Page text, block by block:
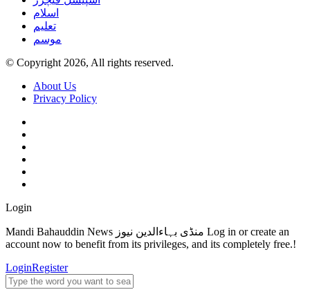
اسلام
تعلیم
موسم
© Copyright 2026, All rights reserved.
About Us
Privacy Policy
Login
Mandi Bahauddin News منڈی بہاءالدین نیوز Log in or create an
account now to benefit from its privileges, and its completely free.!
LoginRegister